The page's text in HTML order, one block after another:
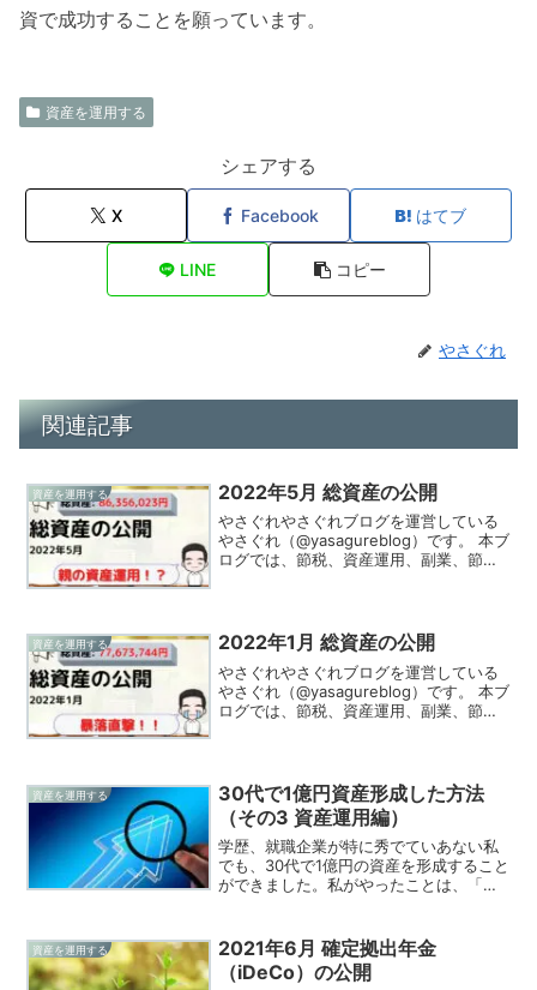
資で成功することを願っています。
資産を運用する
シェアする
X Facebook はてブ
LINE コピー
やさぐれ
関連記事
資産を運用する 2022年5月 総資産の公開
やさぐれやさぐれブログを運営している
やさぐれ（@yasagureblog）です。 本ブ
ログでは、節税、資産運用、副業、節約
資...
資産を運用する 2022年1月 総資産の公開
やさぐれやさぐれブログを運営している
やさぐれ（@yasagureblog）です。 本ブ
ログでは、節税、資産運用、副業、節約
落が...
資産を運用する
30代で1億円資産形成した方法
（その3 資産運用編）
学歴、就職企業が特に秀でていあない私
でも、30代で1億円の資産を形成すること
ができました。私がやったことは、「収
すことです。前回の記事では、支出を減
らす観点でお伝えしま...
資産を運用する
2021年6月 確定拠出年金
（iDeCo）の公開